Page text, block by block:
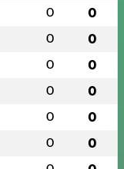
0 0
0 0
0 0
0 0
0 0
0 0